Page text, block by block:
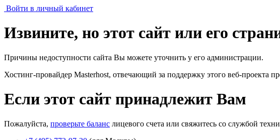
Войти в личный кабинет
Извините, но этот сайт или его
Причины недоступности сайта Вы можете уточнить у его администрации.
Хостинг-провайдер Masterhost, отвечающий за поддержку этого веб-проекта
Если этот сайт принадлежит Вам
Пожалуйста, проверьте баланс лицевого счета или свяжитесь со службой